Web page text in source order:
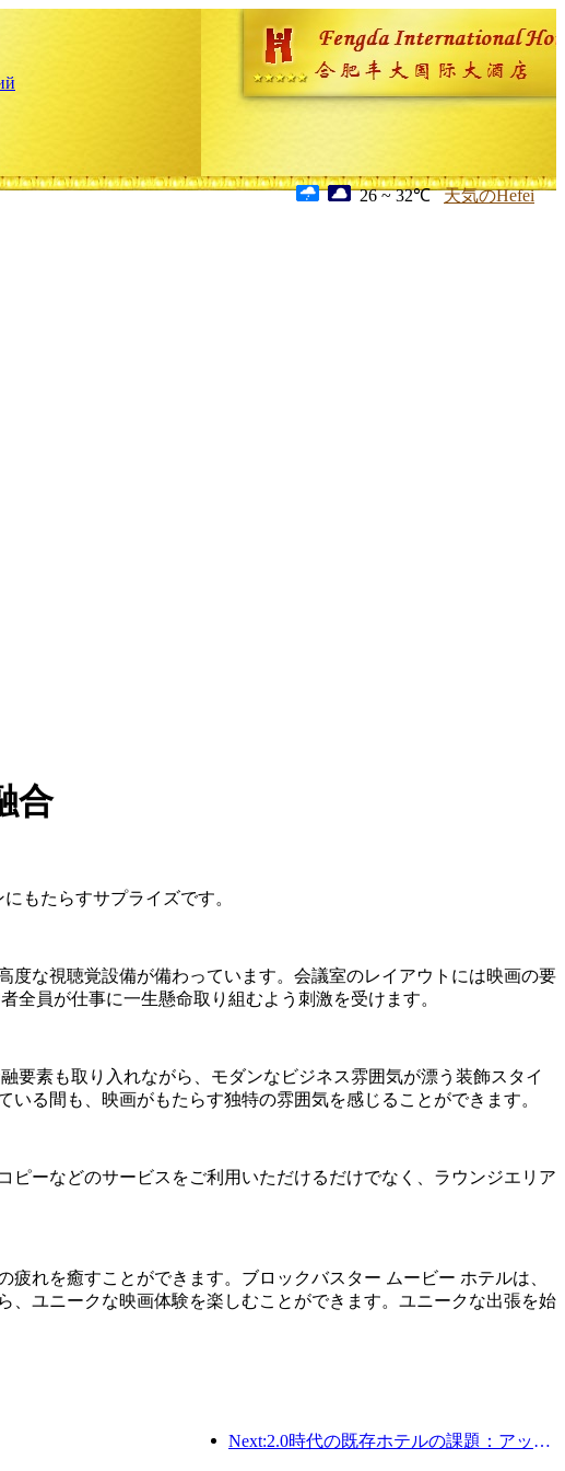
26 ~ 32℃ 天気のHefei
合
もたらすサプライズです。
な視聴覚設備が備わっています。会議室のレイアウトには映画の要
員が仕事に一生懸命取り組むよう刺激を受けます。
要素も取り入れながら、モダンなビジネス雰囲気が漂う装飾スタイ
る間も、映画がもたらす独特の雰囲気を感じることができます。
ーなどのサービスをご利用いただけるだけでなく、ラウンジエリア
れを癒すことができます。ブロックバスター ムービー ホテルは、
ユニークな映画体験を楽しむことができます。ユニークな出張を始
Next:2.0時代の既存ホテルの課題：アップグレードこそが真の価値革新の核心